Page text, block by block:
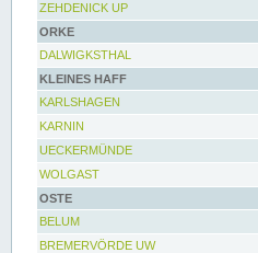
ZEHDENICK UP
ORKE
DALWIGKSTHAL
KLEINES HAFF
KARLSHAGEN
KARNIN
UECKERMÜNDE
WOLGAST
OSTE
BELUM
BREMERVÖRDE UW